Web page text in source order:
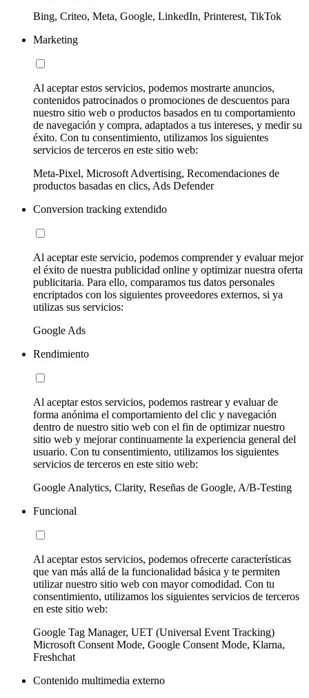
Bing, Criteo, Meta, Google, LinkedIn, Printerest, TikTok
Marketing
Al aceptar estos servicios, podemos mostrarte anuncios,
contenidos patrocinados o promociones de descuentos para
nuestro sitio web o productos basados en tu comportamiento
de navegación y compra, adaptados a tus intereses, y medir su
éxito. Con tu consentimiento, utilizamos los siguientes
servicios de terceros en este sitio web:
Meta-Pixel, Microsoft Advertising, Recomendaciones de
productos basadas en clics, Ads Defender
Conversion tracking extendido
Al aceptar este servicio, podemos comprender y evaluar mejor
el éxito de nuestra publicidad online y optimizar nuestra oferta
publicitaria. Para ello, comparamos tus datos personales
encriptados con los siguientes proveedores externos, si ya
utilizas sus servicios:
Google Ads
Rendimiento
Al aceptar estos servicios, podemos rastrear y evaluar de
forma anónima el comportamiento del clic y navegación
dentro de nuestro sitio web con el fin de optimizar nuestro
sitio web y mejorar continuamente la experiencia general del
usuario. Con tu consentimiento, utilizamos los siguientes
servicios de terceros en este sitio web:
Google Analytics, Clarity, Reseñas de Google, A/B-Testing
Funcional
Al aceptar estos servicios, podemos ofrecerte características
que van más allá de la funcionalidad básica y te permiten
utilizar nuestro sitio web con mayor comodidad. Con tu
consentimiento, utilizamos los siguientes servicios de terceros
en este sitio web:
Google Tag Manager, UET (Universal Event Tracking)
Microsoft Consent Mode, Google Consent Mode, Klarna,
Freshchat
Contenido multimedia externo